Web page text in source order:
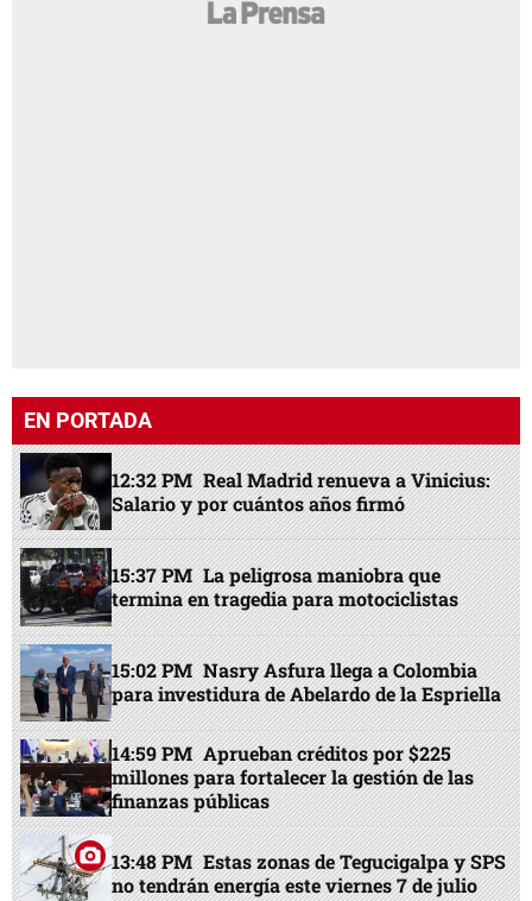
EN PORTADA
12:32 PM Real Madrid renueva a Vinicius:
Salario y por cuántos años firmó
15:37 PM La peligrosa maniobra que
termina en tragedia para motociclistas
15:02 PM Nasry Asfura llega a Colombia
para investidura de Abelardo de la Espriella
14:59 PM Aprueban créditos por $225
millones para fortalecer la gestión de las
finanzas públicas
13:48 PM Estas zonas de Tegucigalpa y SPS
no tendrán energía este viernes 7 de julio